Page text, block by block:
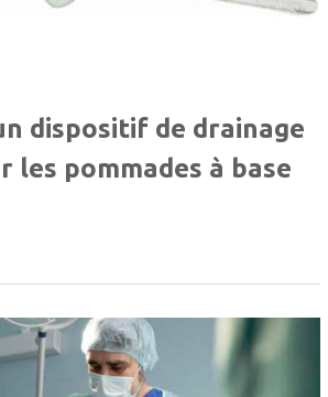
dispositif de drainage
les pommades à base